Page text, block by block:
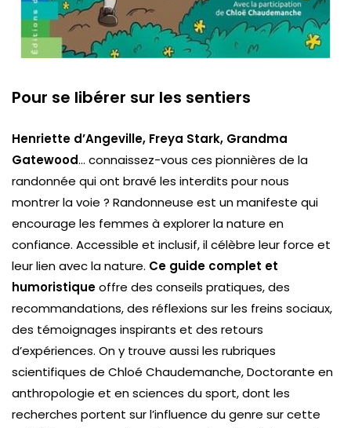
Pour se libérer sur les sentiers
Henriette d’Angeville, Freya Stark, Grandma
Gatewood… connaissez-vous ces pionnières de la
randonnée qui ont bravé les interdits pour nous
montrer la voie ? Randonneuse est un manifeste qui
encourage les femmes à explorer la nature en
confiance. Accessible et inclusif, il célèbre leur force et
leur lien avec la nature. Ce guide complet et
humoristiqueoffre des conseils pratiques, des
recommandations, des réflexions sur les freins sociaux,
des témoignages inspirants et des retours
d’expériences. On y trouve aussi les rubriques
scientifiques de Chloé Chaudemanche, Doctorante en
anthropologie et en sciences du sport, dont les
recherches portent sur l’influence du genre sur cette